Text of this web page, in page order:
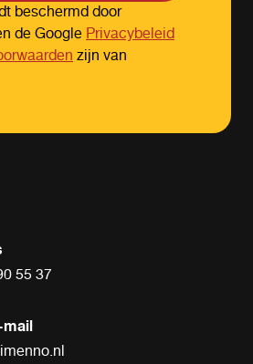
beschermd door
de GooglePrivacybeleid
zijn van
55 37
mail